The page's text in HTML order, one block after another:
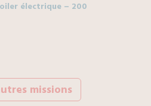
électrique – 200
missions